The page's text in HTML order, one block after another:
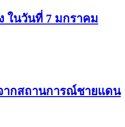
ในวันที่ 7 มกราคม
ากสถานการณ์ชายแดน